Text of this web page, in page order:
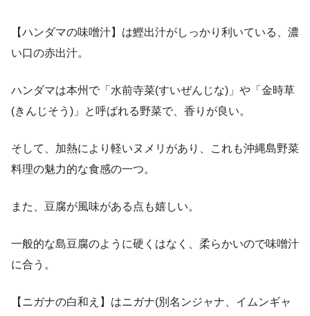
【ハンダマの味噌汁】は鰹出汁がしっかり利いている、濃
い口の赤出汁。
ハンダマは本州で「水前寺菜(すいぜんじな)」や「金時草
(きんじそう)」と呼ばれる野菜で、香りが良い。
そして、加熱により軽いヌメリがあり、これも沖縄島野菜
料理の魅力的な食感の一つ。
また、豆腐が風味がある点も嬉しい。
一般的な島豆腐のように硬くはなく、柔らかいので味噌汁
に合う。
【ニガナの白和え】はニガナ(別名ンジャナ、イムンギャ